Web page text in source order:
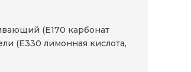
(Е170 карбонат
(Е330 лимонная кислота,